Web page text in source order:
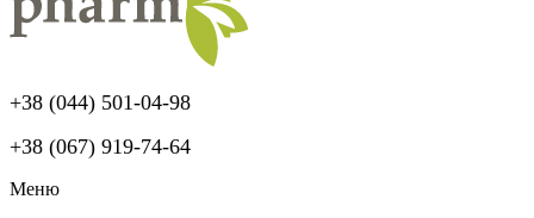
+38 (044) 501-04-98
+38 (067) 919-74-64
Меню